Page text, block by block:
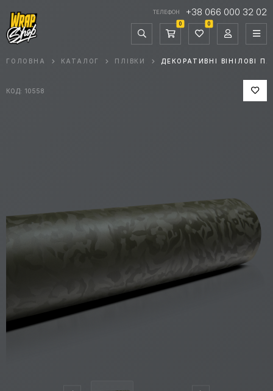
ТЕЛЕФОН +38 066 000 32 02
0 0
ГОЛОВНА КАТАЛОГ ПЛІВКИ ДЕКОРАТИВНІ ВІНІЛОВІ
КОД: 10558